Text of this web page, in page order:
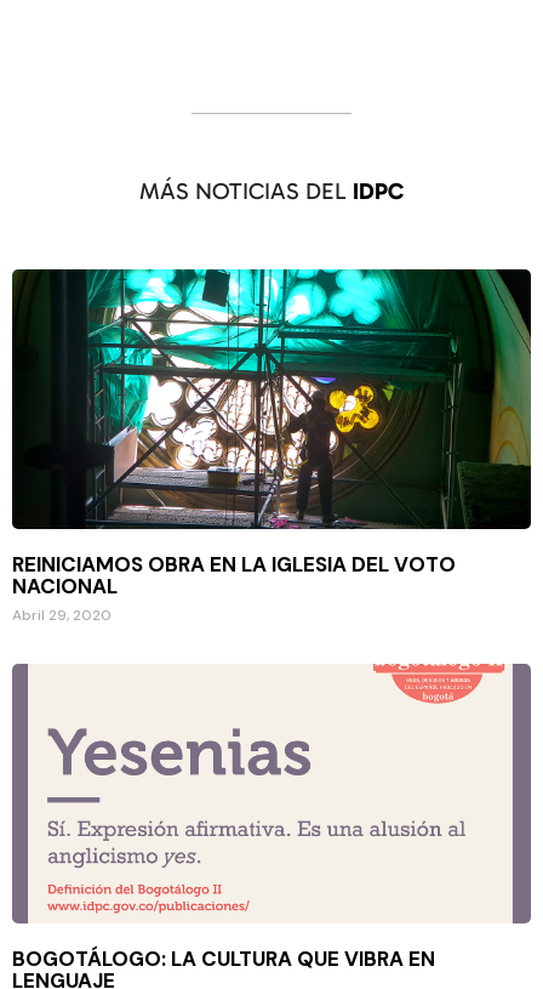
MÁS NOTICIAS DEL IDPC
REINICIAMOS OBRA EN LA IGLESIA DEL VOTO
NACIONAL
Abril 29, 2020
BOGOTÁLOGO: LA CULTURA QUE VIBRA EN
LENGUAJE